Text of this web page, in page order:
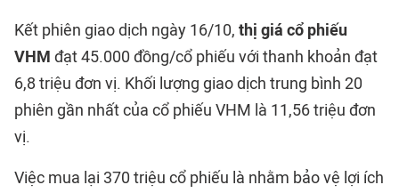
Kết phiên giao dịch ngày 16/10, thị giá cổ phiếu
VHM đạt 45.000 đồng/cổ phiếu với thanh khoản đạt
6,8 triệu đơn vị. Khối lượng giao dịch trung bình 20
phiên gần nhất của cổ phiếu VHM là 11,56 triệu đơn
vị.
Việc mua lại 370 triệu cổ phiếu là nhằm bảo vệ lợi ích